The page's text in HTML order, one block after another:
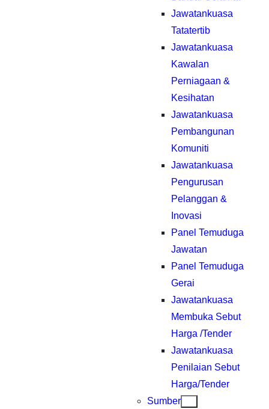
Jawatankuasa
Tatatertib
Jawatankuasa
Kawalan
Perniagaan &
Kesihatan
Jawatankuasa
Pembangunan
Komuniti
Jawatankuasa
Pengurusan
Pelanggan &
Inovasi
Panel Temuduga
Jawatan
Panel Temuduga
Gerai
Jawatankuasa
Membuka Sebut
Harga /Tender
Jawatankuasa
Penilaian Sebut
Harga/Tender
Sumber